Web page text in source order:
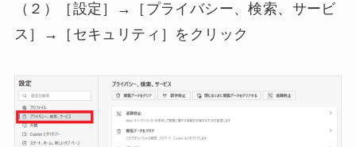
（２）［設定］→［プライバシー、検索、サービ
ス］→［セキュリティ］をクリック